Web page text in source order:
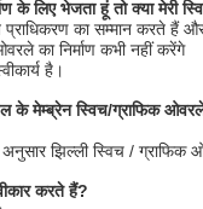
के लिए भेजता हूं तो क्या मेरी
का सम्मान करते हैं
का निर्माण कभी नहीं करेंगे
है।
के मेम्ब्रेन स्विच/ग्राफिक
झिल्ली स्विच /
करते हैं?